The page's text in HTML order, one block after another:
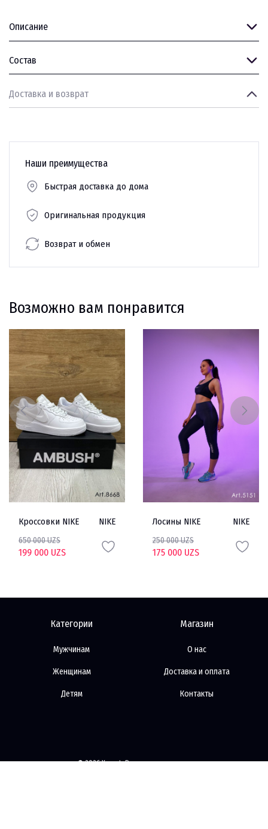
Описание
Состав
Доставка и возврат
Наши преимущества
Быстрая доставка до дома
Оригинальная продукция
Возврат и обмен
Возможно вам понравится
Кроссовки NIKE NIKE
650 000 UZS
199 000 UZS
Лосины NIKE NIKE
250 000 UZS
175 000 UZS
Категории
Мужчинам
Женщинам
Детям
Магазин
О нас
Доставка и оплата
Контакты
© 2026 Xsport. Все права защищены